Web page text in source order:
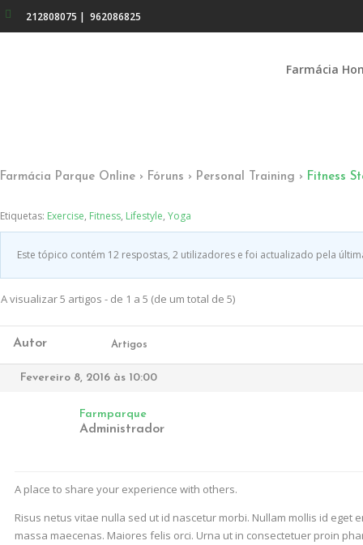
212808075 | 962086825
Farmácia
Farmácia Parque Online › Fóruns › Personal Training › Fitness
Etiquetas: Exercise, Fitness, Lifestyle, Yoga
Este tópico contém 12 respostas, 2 utilizadores e foi actualizado pela
A visualizar 5 artigos - de 1 a 5 (de um total de 5)
Autor Artigos
Fevereiro 8, 2016 às 10:00
Farmparque
Administrador
A place to share your experience with others.
Risus netus vitae nulla sed ut id nascetur morbi. Nullam mollis id
massa maecenas. Maiores felis orci. Urna ut in consectetuer proin